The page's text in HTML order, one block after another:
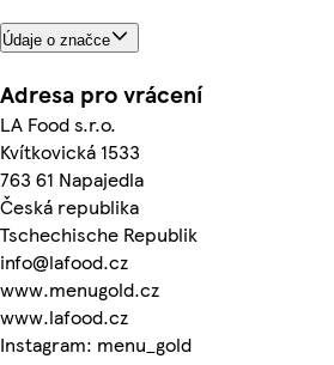
Údaje o značce
Adresa pro vrácení
LA Food s.r.o.
Kvítkovická 1533
763 61 Napajedla
Česká republika
Tschechische Republik
info@lafood.cz
www.menugold.cz
www.lafood.cz
Instagram: menu_gold